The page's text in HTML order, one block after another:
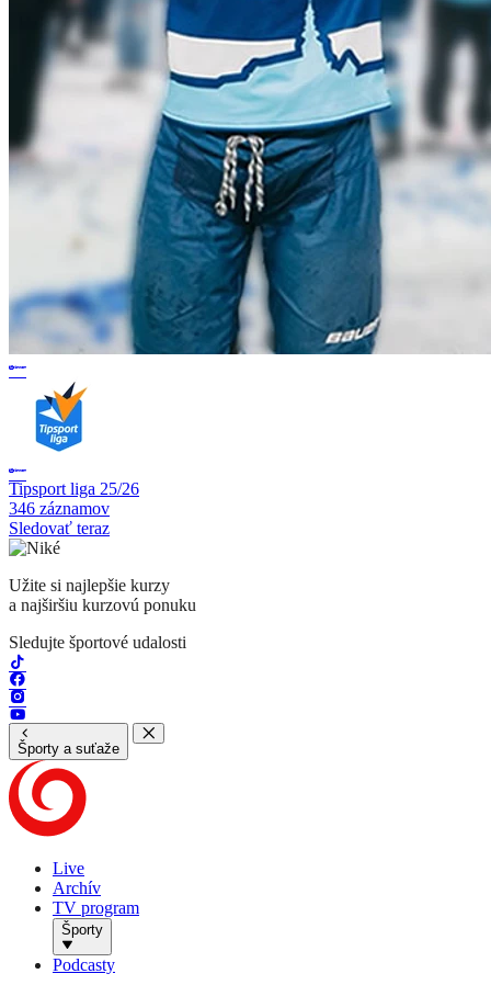
Tipsport liga 25/26
346 záznamov
Sledovať teraz
Užite si najlepšie kurzy
a najširšiu kurzovú ponuku
Sledujte športové udalosti
Športy a suťaže
Live
Archív
TV program
Športy
Podcasty